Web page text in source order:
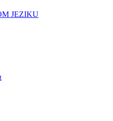
JEZIKU